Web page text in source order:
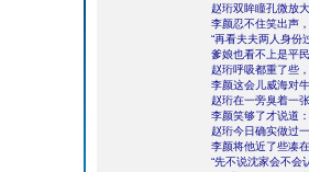
赵珩双眸瞳孔微放
李颜忍不住笑出声
“再看夫夫两人身份
爹娘也看不上是平
赵珩呼吸都重了些
李颜这会儿威海对
赵珩在一旁臭着一
李颜笑够了才说道
赵珩今日确实做过
李颜将他近了些凑
“先不说沈家会不会